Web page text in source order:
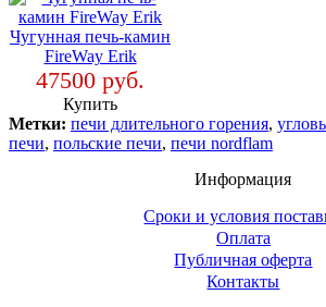
Чугунная печь-камин
FireWay Erik
47500 руб.
Купить
Метки: печи длительного горения,
печи, польские печи, печи nordflam
Информация
Сроки и условия
Оплата
Публичная оферта
Контакты